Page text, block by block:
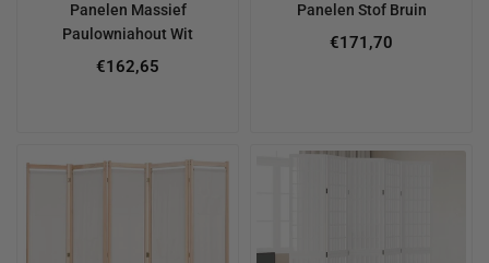
Panelen Massief
Paulowniahout Wit
€162,65
Panelen Stof Bruin
€171,70